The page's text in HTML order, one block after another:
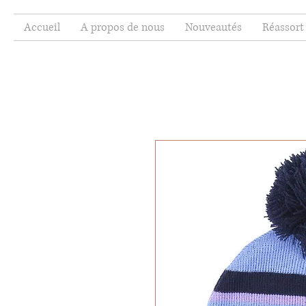
Accueil A propos de nous Nouveautés Réassort